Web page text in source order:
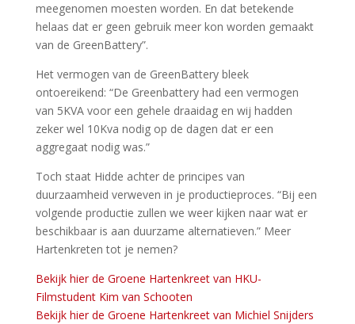
meegenomen moesten worden. En dat betekende
helaas dat er geen gebruik meer kon worden gemaakt
van de GreenBattery”.
Het vermogen van de GreenBattery bleek
ontoereikend: “De Greenbattery had een vermogen
van 5KVA voor een gehele draaidag en wij hadden
zeker wel 10Kva nodig op de dagen dat er een
aggregaat nodig was.”
Toch staat Hidde achter de principes van
duurzaamheid verweven in je productieproces. “Bij een
volgende productie zullen we weer kijken naar wat er
beschikbaar is aan duurzame alternatieven.” Meer
Hartenkreten tot je nemen?
Bekijk hier de Groene Hartenkreet van HKU-
Filmstudent Kim van Schooten
Bekijk hier de Groene Hartenkreet van Michiel Snijders